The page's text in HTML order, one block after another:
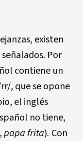
existen
Por
contiene un
, que se opone
el inglés
no tiene,
,papa frita). Con